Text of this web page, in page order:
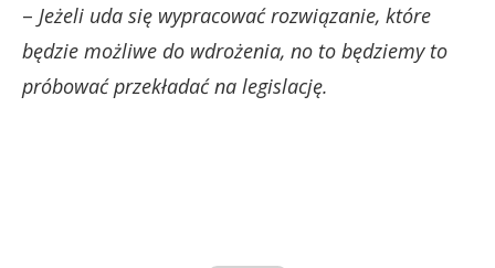
– Jeżeli uda się wypracować rozwiązanie, które
będzie możliwe do wdrożenia, no to będziemy to
próbować przekładać na legislację.